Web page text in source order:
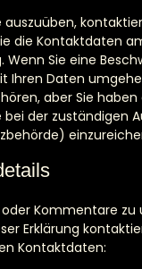
auszuüben,
die Kontaktdaten
Wenn Sie eine
Ihren Daten
aber Sie
bei der zuständigen
Kommentare zu
Erklärung
Kontaktdaten: